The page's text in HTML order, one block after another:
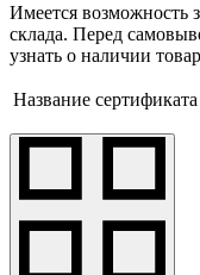
Имеется возможность
склада. Перед
узнать о наличии
Название сертификата